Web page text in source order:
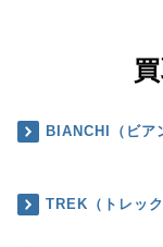
BIANCHI（ビア
TREK（トレック